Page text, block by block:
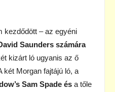
kezdődött – az egyéni
Saunders számára
kizárt ló ugyanis az ő
két Morgan fajtájú ló, a
Sam Spade és a tőle